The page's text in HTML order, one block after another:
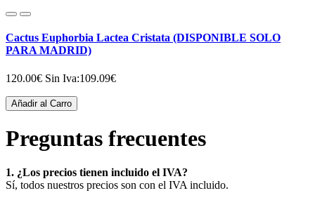
Cactus Euphorbia Lactea Cristata (DISPONIBLE SOLO
PARA MADRID)
120.00€ Sin Iva:109.09€
Añadir al Carro
Preguntas frecuentes
1. ¿Los precios tienen incluido el IVA?
Sí, todos nuestros precios son con el IVA incluido.